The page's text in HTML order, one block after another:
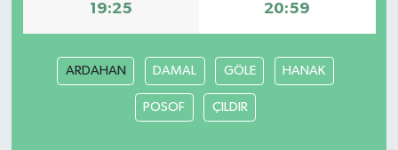
19:25 20:59
ARDAHAN DAMAL GÖLE HANAK
POSOF ÇILDIR
Varto